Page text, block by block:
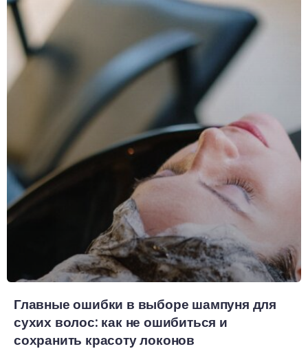
Главные ошибки в выборе шампуня для
сухих волос: как не ошибиться и
сохранить красоту локонов